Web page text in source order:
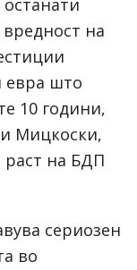
на
евра што
10 години,
Мицкоски,
раст на БДП
сериозен
во